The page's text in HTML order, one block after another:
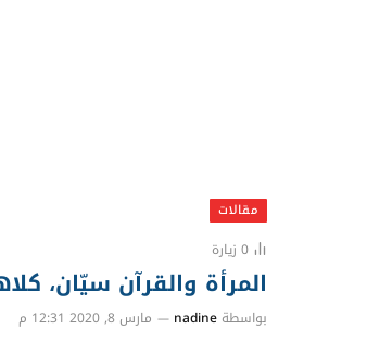
مقالات
0 زيارة
المرأة والقرآن سيّان،
بواسطة nadine مارس 8, 2020 12:31 م